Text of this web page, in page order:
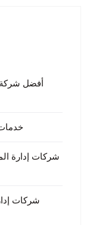
أفضل شركة
خدمات
شركات إدارة
شركات